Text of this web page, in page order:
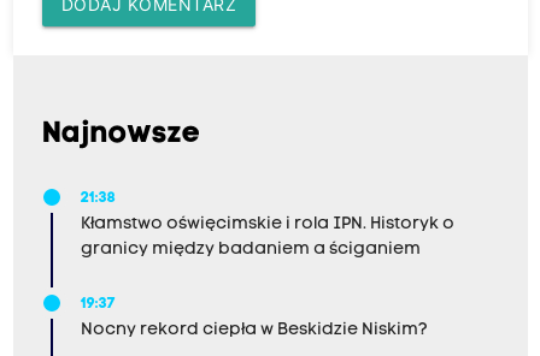
DODAJ KOMENTARZ
Najnowsze
21:38
Kłamstwo oświęcimskie i rola IPN. Historyk o
granicy między badaniem a ściganiem
19:37
Nocny rekord ciepła w Beskidzie Niskim?